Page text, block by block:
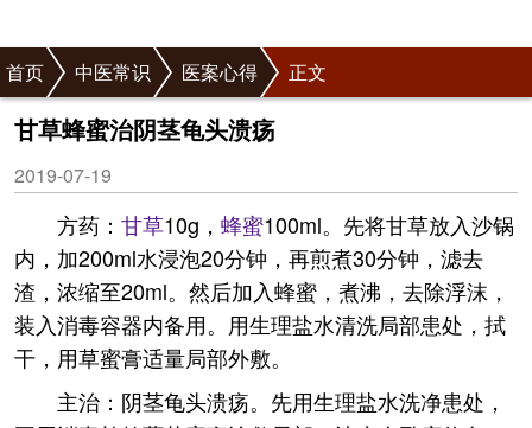
首页 中医常识 医案心得 正文
甘草蜂蜜治阴茎龟头溃疡
2019-07-19
方药： 甘草10g， 蜂蜜100ml。先将甘草放入沙锅
内，加200ml水浸泡20分钟，再煎煮30分钟，滤去
渣，浓缩至20ml。然后加入蜂蜜，煮沸，去除浮沫，
装入消毒容器内备用。用生理盐水清洗局部患处，拭
干，用草蜜膏适量局部外敷。
主治：阴茎龟头溃疡。先用生理盐水洗净患处，